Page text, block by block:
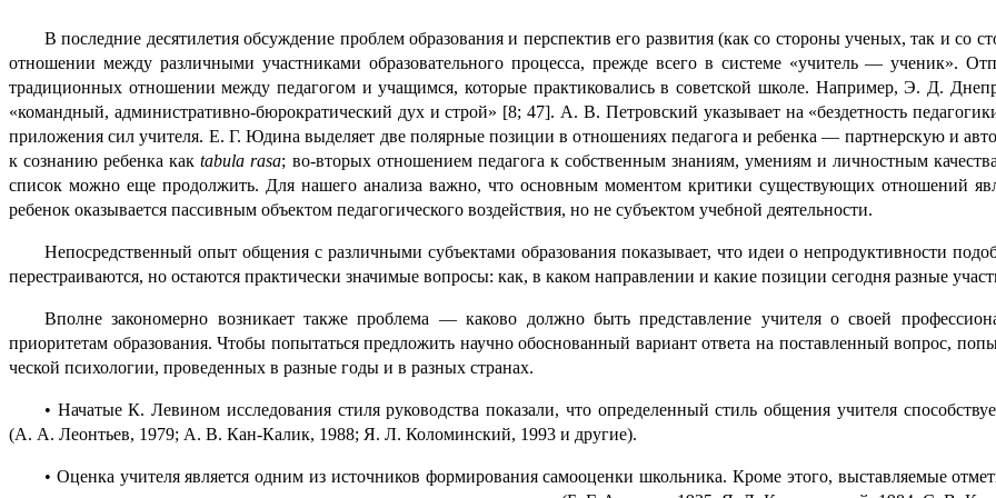
В последние десятилетия обсуждение проблем образования и перспектив его развития (как со стороны ученых, так и со
отношении между различными участ­ни­ка­ми образо­ва­тель­но­го процес­са, прежде всего в системе «учитель — ученик».
традиционных отношении между педаго­гом и учащимся, которые практи­ко­ва­лись в совет­ской школе. Например, Э. Д.
«командный, админи­ст­ра­тив­но-бюро­кра­ти­че­ский дух и строй» [8; 47]. А. В. Петровский указывает на «бездетность
приложения сил учителя. Е. Г. Юдина выделяет две полярные позиции в отношениях педаго­га и ребенка — партнерскую и
к сознанию ребенка какtabula rasa; во-вторых отношением педаго­га к собственным знаниям, умениям и личностным
список можно еще продолжить. Для нашего анализа важно, что основ­ным моментом критики существующих отношений
ребенок оказывается пассив­ным объектом педаго­ги­че­ско­го воздей­ствия, но не субъек­том учебной деятель­но­сти.
Непосредственный опыт общения с различными субъектами образо­ва­ния показы­ва­ет, что идеи о непродук­тив­но­сти
перестра­и­ва­ют­ся, но остаются практи­че­ски значимые вопросы: как, в каком направ­ле­нии и какие позиции сегодня разные
Вполне закономерно возникает также проблема — каково должно быть представ­ле­ние учителя о своей
приоритетам образо­ва­ния. Чтобы попытаться предло­жить научно обосно­ван­ный вариант ответа на поставленный вопрос,
че­ской психологии, проведенных в разные годы и в разных странах.
• Начатые К. Левином исследования стиля руководства показали, что опреде­лен­ный стиль общения учителя
(А. А. Леонтьев, 1979; А. В. Кан-Калик, 1988; Я. Л. Коломинский, 1993 и другие).
• Оценка учителя является одним из источников формирования само­оцен­ки школьника. Кроме этого, выстав­ля­е­мые